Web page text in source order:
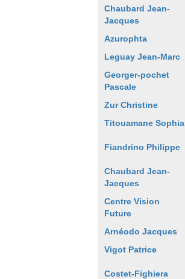
Chaubard Jean-
Jacques
Azurophta
Leguay Jean-Marc
Georger-pochet
Pascale
Zur Christine
Titouamane Sophia
Fiandrino Philippe
Chaubard Jean-
Jacques
Centre Vision
Future
Arnéodo Jacques
Vigot Patrice
Costet-Fighiera